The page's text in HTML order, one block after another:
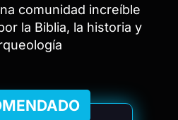
comunidad increíble
la Biblia, la historia y